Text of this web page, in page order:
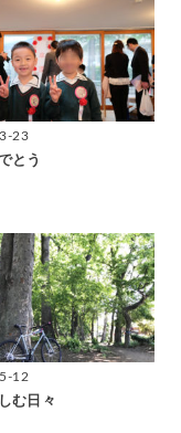
23
とう
12
む日々